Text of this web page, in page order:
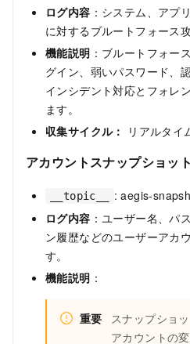
ログ内容 ：システム、アプ
に対するブルートフォース
機能説明 ：ブルートフォー
グイン、弱いパスワード、
インシデント対応とフォレ
ます。
収集サイクル：
リアルタイ
アカウントスナップショッ
__topic__
: aegis-
ログ内容 ：ユーザー名、パ
ン履歴などのユーザーアカ
す。
機能説明 ：
重要
スナップショ
アカウントの